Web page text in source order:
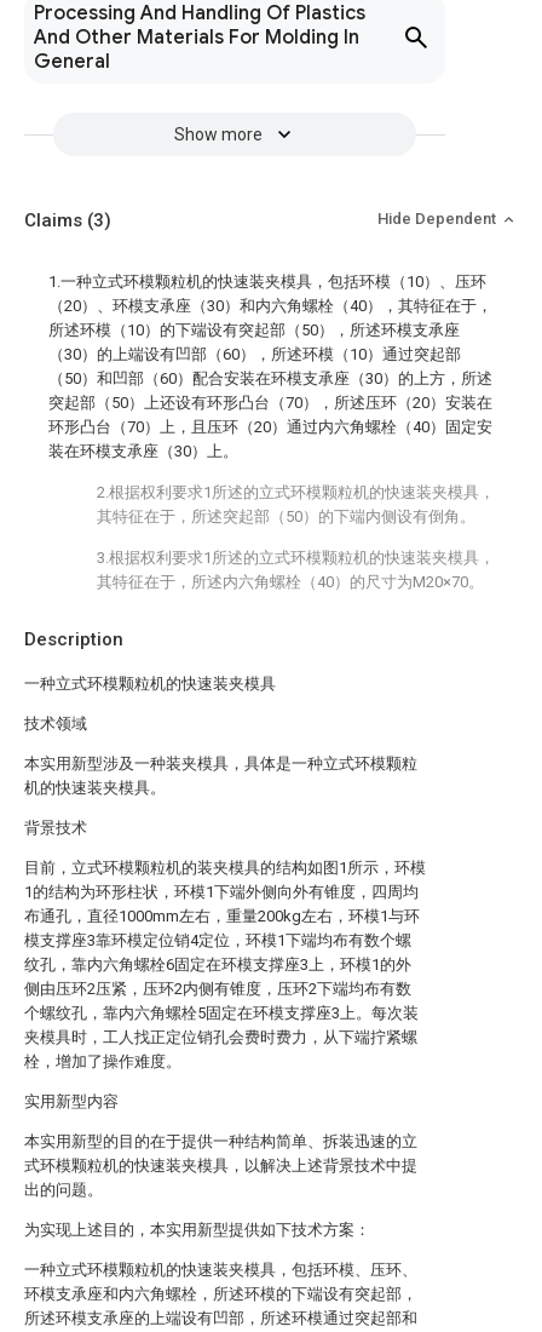
Processing And Handling Of Plastics
And Other Materials For Molding In
General
Show more
Description
一种立式环模颗粒机的快速装夹模具
技术领域
本实用新型涉及一种装夹模具，具体是一种立式环模颗粒
机的快速装夹模具。
背景技术
目前，立式环模颗粒机的装夹模具的结构如图1所示，环模
1的结构为环形柱状，环模1下端外侧向外有锥度，四周均
布通孔，直径1000mm左右，重量200kg左右，环模1与环
模支撑座3靠环模定位销4定位，环模1下端均布有数个螺
纹孔，靠内六角螺栓6固定在环模支撑座3上，环模1的外
侧由压环2压紧，压环2内侧有锥度，压环2下端均布有数
个螺纹孔，靠内六角螺栓5固定在环模支撑座3上。每次装
夹模具时，工人找正定位销孔会费时费力，从下端拧紧螺
栓，增加了操作难度。
实用新型内容
本实用新型的目的在于提供一种结构简单、拆装迅速的立
式环模颗粒机的快速装夹模具，以解决上述背景技术中提
出的问题。
为实现上述目的，本实用新型提供如下技术方案：
一种立式环模颗粒机的快速装夹模具，包括环模、压环、
环模支承座和内六角螺栓，所述环模的下端设有突起部，
所述环模支承座的上端设有凹部，所述环模通过突起部和
Claims (3) Hide Dependent
1.一种立式环模颗粒机的快速装夹模具，包括环模（10）、压环
（20）、环模支承座（30）和内六角螺栓（40），其特征在于，
所述环模（10）的下端设有突起部（50），所述环模支承座
（30）的上端设有凹部（60），所述环模（10）通过突起部
（50）和凹部（60）配合安装在环模支承座（30）的上方，所述
突起部（50）上还设有环形凸台（70），所述压环（20）安装在
环形凸台（70）上，且压环（20）通过内六角螺栓（40）固定安
装在环模支承座（30）上。
2.根据权利要求1所述的立式环模颗粒机的快速装夹模具，
其特征在于，所述突起部（50）的下端内侧设有倒角。
3.根据权利要求1所述的立式环模颗粒机的快速装夹模具，
其特征在于，所述内六角螺栓（40）的尺寸为M20×70。